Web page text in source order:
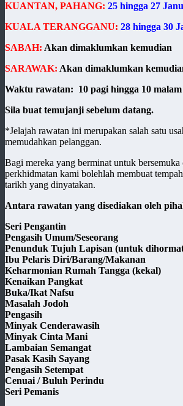
KUANTAN, PAHANG: 25 hingga 27
KUALA TERANGGANU: 28 hingga 30
SABAH: Akan dimaklumkan kemudian
SARAWAK: Akan dimaklumkan
Waktu rawatan: 10 pagi hingga 10 malam
Sila buat temujanji sebelum datang.
*Jelajah rawatan ini merupakan salah satu
memudahkan pelanggan.
Bagi mereka yang berminat untuk bersemuka
perkhidmatan kami bolehlah membuat
tarikh yang dinyatakan.
Antara rawatan yang disediakan oleh
Seri Pengantin
Pengasih Umum/Seseorang
Penunduk Tujuh Lapisan (untuk
Ibu Pelaris Diri/Barang/Makanan
Keharmonian Rumah Tangga (kekal)
Kenaikan Pangkat
Buka/Ikat Nafsu
Masalah Jodoh
Pengasih
Minyak Cenderawasih
Minyak Cinta Mani
Lambaian Semangat
Pasak Kasih Sayang
Pengasih Setempat
Cenuai / Buluh Perindu
Seri Pemanis